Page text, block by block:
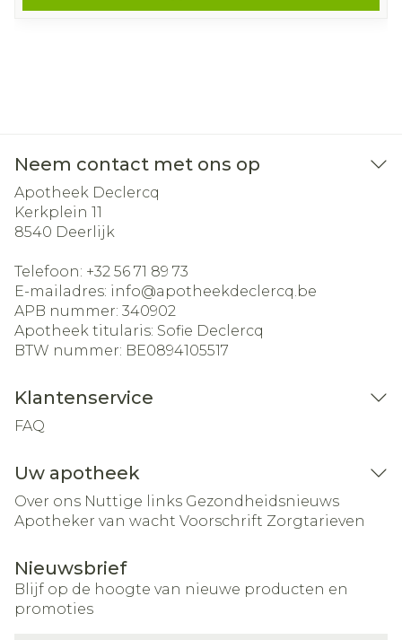
Neem contact met ons op
Apotheek Declercq
Kerkplein 11
8540 Deerlijk
Telefoon: +32 56 71 89 73
E-mailadres: info@apotheekdeclercq.be
APB nummer: 340902
Apotheek titularis: Sofie Declercq
BTW nummer: BE0894105517
Klantenservice
FAQ
Uw apotheek
Over ons Nuttige links Gezondheidsnieuws
Apotheker van wacht Voorschrift Zorgtarieven
Nieuwsbrief
Blijf op de hoogte van nieuwe producten en
promoties